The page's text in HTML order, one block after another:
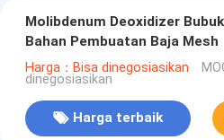
Molibdenum Deoxidizer
Bahan Pembuatan Baja Mesh
Harga：Bisa dinegosiasikan
dinegosiasikan
Harga terbaik